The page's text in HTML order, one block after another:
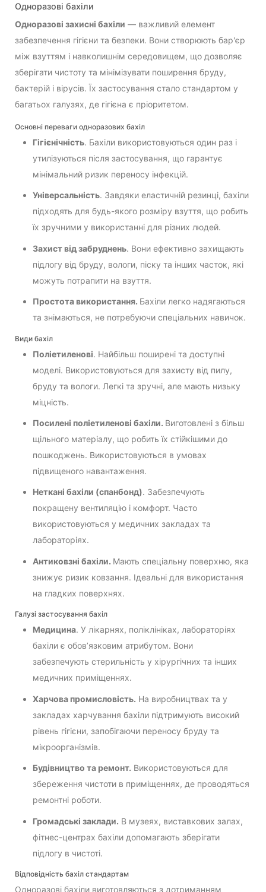
Одноразові бахіли
Одноразові захисні бахіли — важливий елемент
забезпечення гігієни та безпеки. Вони створюють бар'єр
між взуттям і навколишнім середовищем, що дозволяє
зберігати чистоту та мінімізувати поширення бруду,
бактерій і вірусів. Їх застосування стало стандартом у
багатьох галузях, де гігієна є пріоритетом.
Основні переваги одноразових бахіл
Гігієнічність. Бахіли використовуються один раз і
утилізуються після застосування, що гарантує
мінімальний ризик переносу інфекцій.
Універсальність. Завдяки еластичній резинці, бахіли
підходять для будь-якого розміру взуття, що робить
їх зручними у використанні для різних людей.
Захист від забруднень. Вони ефективно захищають
підлогу від бруду, вологи, піску та інших часток, які
можуть потрапити на взуття.
Простота використання. Бахіли легко надягаються
та знімаються, не потребуючи спеціальних навичок.
Види бахіл
Поліетиленові. Найбільш поширені та доступні
моделі. Використовуються для захисту від пилу,
бруду та вологи. Легкі та зручні, але мають низьку
міцність.
Посилені поліетиленові бахіли. Виготовлені з більш
щільного матеріалу, що робить їх стійкішими до
пошкоджень. Використовуються в умовах
підвищеного навантаження.
Неткані бахіли (спанбонд). Забезпечують
покращену вентиляцію і комфорт. Часто
використовуються у медичних закладах та
лабораторіях.
Антиковзні бахіли. Мають спеціальну поверхню, яка
знижує ризик ковзання. Ідеальні для використання
на гладких поверхнях.
Галузі застосування бахіл
Медицина. У лікарнях, поліклініках, лабораторіях
бахіли є обов’язковим атрибутом. Вони
забезпечують стерильність у хірургічних та інших
медичних приміщеннях.
Харчова промисловість. На виробництвах та у
закладах харчування бахіли підтримують високий
рівень гігієни, запобігаючи переносу бруду та
мікроорганізмів.
Будівництво та ремонт. Використовуються для
збереження чистоти в приміщеннях, де проводяться
ремонтні роботи.
Громадські заклади. В музеях, виставкових залах,
фітнес-центрах бахіли допомагають зберігати
підлогу в чистоті.
Відповідність бахіл стандартам
Одноразові бахіли виготовляються з дотриманням